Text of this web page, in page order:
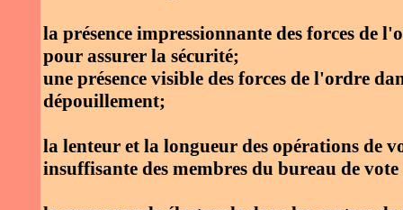
la présence impressionnante des forces de
pour assurer la sécurité;
une présence visible des forces de l'ordre
dépouillement;
la lenteur et la longueur des opérations de
insuffisante des membres du bureau de vote